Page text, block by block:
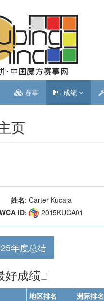
赛事 成绩
页
姓名: Carter Kucala
WCA ID:
2015KUCA01
年度总结
好成绩
地区排名 洲际排名